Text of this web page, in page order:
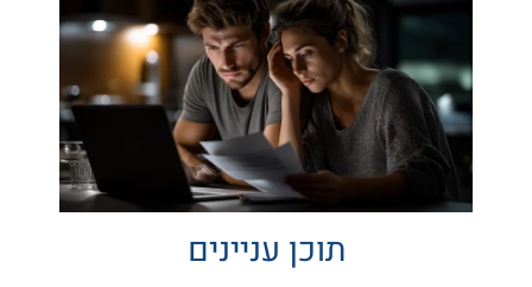
תוכן עניינים